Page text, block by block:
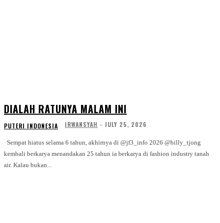
DIALAH RATUNYA MALAM INI
PUTERI INDONESIA IRWANSYAH - JULY 25, 2026
kembali berkarya menandakan 25 tahun ia berkarya di fashion industry tanah
air. Kalau bukan...